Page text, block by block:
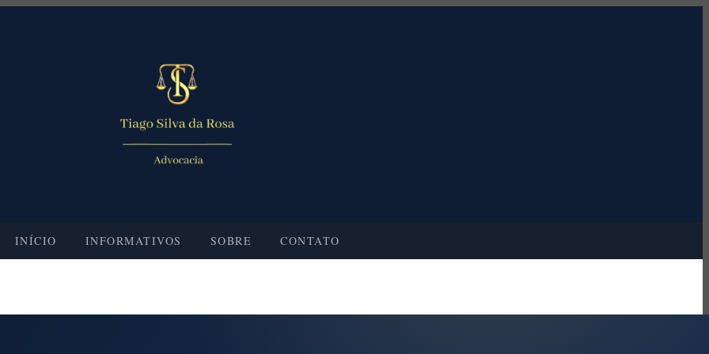
INÍCIO INFORMATIVOS SOBRE CONTATO